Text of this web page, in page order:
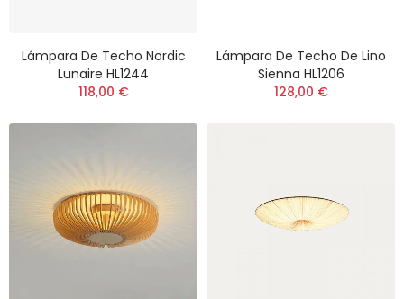
Lámpara De Techo Nordic
Lunaire HL1244
118,00 €
Lámpara De Techo De Lino
Sienna HL1206
128,00 €